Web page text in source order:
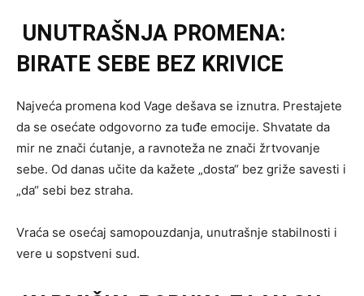
UNUTRAŠNJA PROMENA:
BIRATE SEBE BEZ KRIVICE
Najveća promena kod Vage dešava se iznutra. Prestajete
da se osećate odgovorno za tuđe emocije. Shvatate da
mir ne znači ćutanje, a ravnoteža ne znači žrtvovanje
sebe. Od danas učite da kažete „dosta“ bez griže savesti i
„da“ sebi bez straha.
Vraća se osećaj samopouzdanja, unutrašnje stabilnosti i
vere u sopstveni sud.